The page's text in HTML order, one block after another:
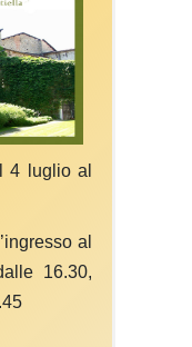
4 luglio al
al
16.30,